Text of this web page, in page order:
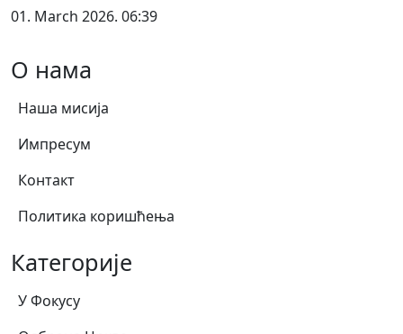
01. March 2026. 06:39
О нама
Наша мисија
Импресум
Контакт
Политика коришћења
Категорије
У Фокусу